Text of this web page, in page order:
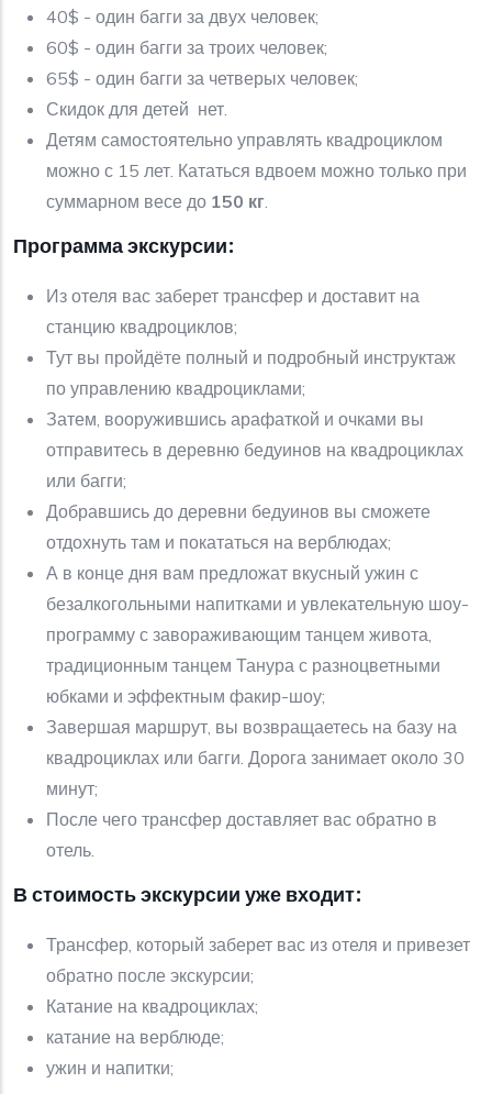
40$ - один багги за двух человек;
60$ - один багги за троих человек;
65$ - один багги за четверых человек;
Скидок для детей нет.
Детям самостоятельно управлять квадроциклом
можно с 15 лет. Кататься вдвоем можно только при
суммарном весе до 150 кг.
Программа экскурсии:
Из отеля вас заберет трансфер и доставит на
станцию квадроциклов;
Тут вы пройдёте полный и подробный инструктаж
по управлению квадроциклами;
Затем, вооружившись арафаткой и очками вы
отправитесь в деревню бедуинов на квадроциклах
или багги;
Добравшись до деревни бедуинов вы сможете
отдохнуть там и покататься на верблюдах;
А в конце дня вам предложат вкусный ужин с
безалкогольными напитками и увлекательную шоу-
программу с завораживающим танцем живота,
традиционным танцем Танура с разноцветными
юбками и эффектным факир-шоу;
Завершая маршрут, вы возвращаетесь на базу на
квадроциклах или багги. Дорога занимает около 30
минут;
После чего трансфер доставляет вас обратно в
отель.
В стоимость экскурсии уже входит:
Трансфер, который заберет вас из отеля и привезет
обратно после экскурсии;
Катание на квадроциклах;
катание на верблюде;
ужин и напитки;